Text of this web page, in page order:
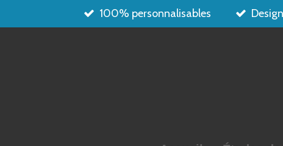
au
100% personnalisables